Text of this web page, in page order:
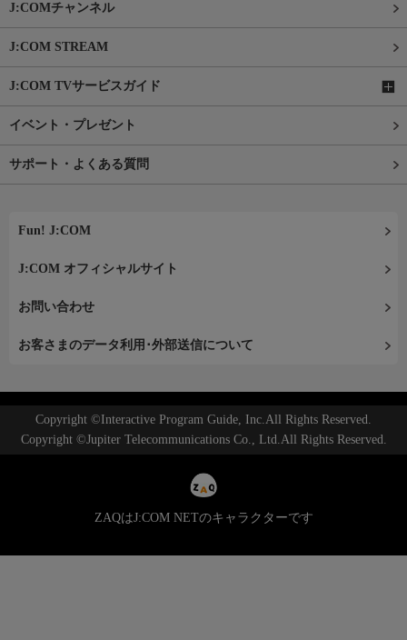
J:COMチャンネル
J:COM STREAM
J:COM TVサービスガイド
イベント・プレゼント
サポート・よくある質問
Fun! J:COM
J:COM オフィシャルサイト
お問い合わせ
お客さまのデータ利用･外部送信について
Copyright ©Interactive Program Guide, Inc.All Rights Reserved.
Copyright ©Jupiter Telecommunications Co., Ltd.All Rights Reserved.
ZAQはJ:COM NETのキャラクターです